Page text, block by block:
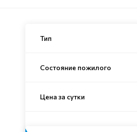
Тип
Состояние пожилого
Цена за сутки